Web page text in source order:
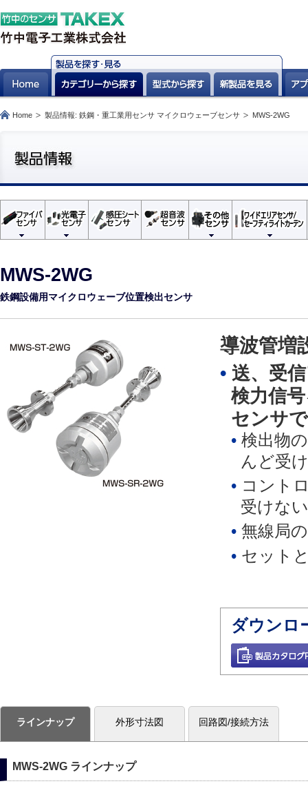
Home 製品情報: 鉄鋼・重工業用センサ マイクロウェーブセンサ MWS-2WG
MWS-2WG
鉄鋼設備用マイクロウェーブ位置検出センサ
導波管増
送、受
検力信
センサ
検出物
んど受
コント
受けな
無線局
セット
ダウンロ
ラインナップ 外形寸法図 回路図/接続方法
MWS-2WG ラインナップ